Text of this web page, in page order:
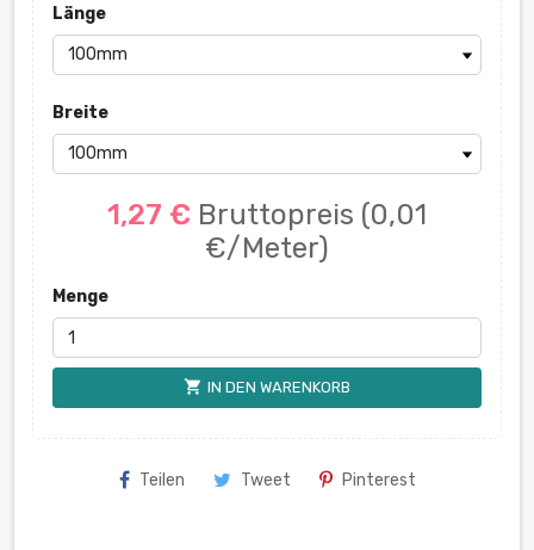
Länge
Breite
1,27 € Bruttopreis (0,01
€/Meter)
Menge
shopping_cart IN DEN WARENKORB
Teilen Tweet Pinterest